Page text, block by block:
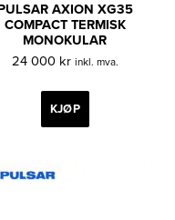
AXION XG35
COMPACT TERMISK
MONOKULAR
24 000 kr inkl. mva.
KJØP